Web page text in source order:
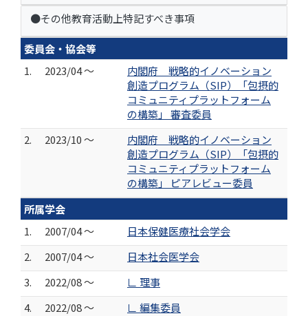
●その他教育活動上特記すべき事項
委員会・協会等
1.
2023/04 ～
内閣府 戦略的イノベーション
創造プログラム（SIP）「包摂的
コミュニティプラットフォーム
の構築」 審査委員
2.
2023/10 ～
内閣府 戦略的イノベーション
創造プログラム（SIP）「包摂的
コミュニティプラットフォーム
の構築」 ピアレビュー委員
所属学会
1.
2007/04 ～
日本保健医療社会学会
2.
2007/04 ～
日本社会医学会
3.
2022/08 ～
∟ 理事
4.
2022/08 ～
∟ 編集委員